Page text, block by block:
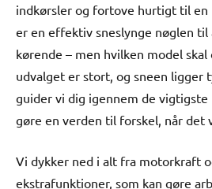
indkørsler og fortove hurtigt til en
er en effektiv sneslynge nøglen til
kørende – men hvilken model
udvalget er stort, og sneen ligger
guider vi dig igennem de
gøre en verden til forskel, når det
Vi dykker ned i alt fra motorkraft
ekstrafunktioner, som kan gøre